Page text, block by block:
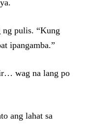
ng pulis. “Kung
ipangamba.”
wag na lang po
ang lahat sa